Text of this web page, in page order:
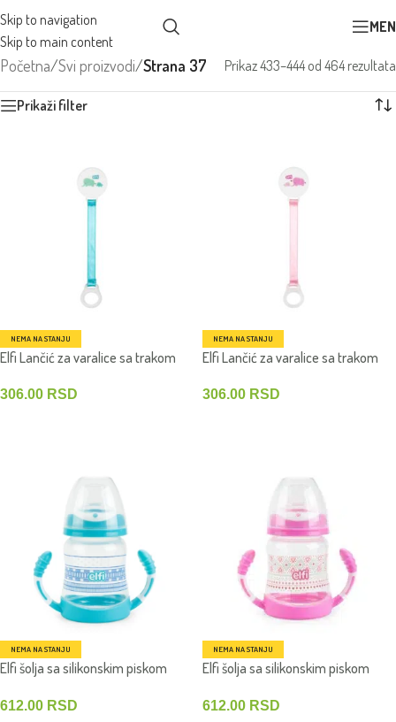
Skip to navigation
Skip to main content
Početna/Svi proizvodi/Strana 37 Prikaz 433–444 od 464 rezultata
Prikaži filter
NEMA NA STANJU
Elfi Lančić za varalice sa trakom
306.00 RSD
NEMA NA STANJU
Elfi Lančić za varalice sa trakom
306.00 RSD
NEMA NA STANJU
Elfi šolja sa silikonskim piskom
612.00 RSD
NEMA NA STANJU
Elfi šolja sa silikonskim piskom
612.00 RSD